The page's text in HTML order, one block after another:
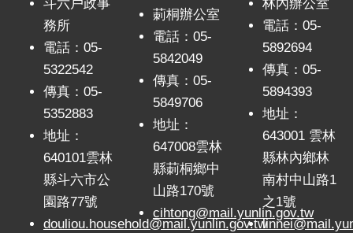
斗六戶政事
務所
電話：05-
5322542
傳真：05-
5352883
地址：
640101雲林
縣斗六市公
園路77號
douliou.household@mail.yunlin.gov.tw
莿桐辦公室
電話：05-
5842049
傳真：05-
5849706
地址：
647008雲林
縣莿桐鄉中
山路170號
cihtong@mail.yunlin.gov.tw
林內辦公室
電話：05-
5892694
傳真：05-
5894393
地址：
643001 雲林
縣林內鄉林
南村中山路1
之1號